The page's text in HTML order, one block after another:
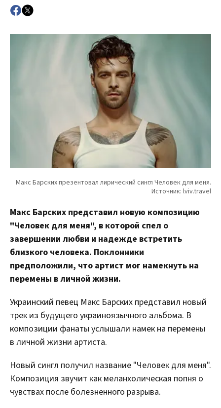
Макс Барских представил новую композицию
"Человек для меня", в которой спел о
завершении любви и надежде встретить
близкого человека. Поклонники
предположили, что артист мог намекнуть на
перемены в личной жизни.
Украинский певец Макс Барских представил новый
трек из будущего украиноязычного альбома. В
композиции фанаты услышали намек на перемены
в личной жизни артиста.
Новый сингл получил название "Человек для меня".
Композиция звучит как меланхолическая попня о
чувствах после болезненного разрыва.